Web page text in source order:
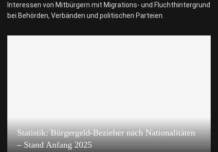
Interessen von Mitbürgern mit Migrations- und Fluchthintergrund
bei Behörden, Verbänden und politischen Parteien.
Statistik: Bürgergeld-Bezieher nach Nationalitäten
– Stand Anfang 2025